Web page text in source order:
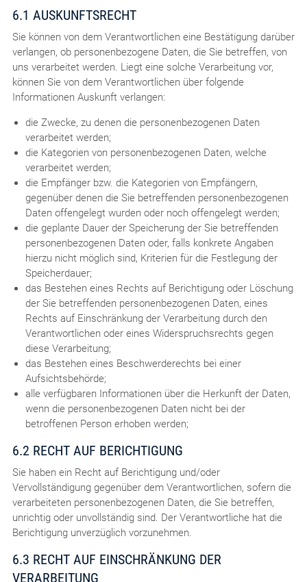
6.1 AUSKUNFTSRECHT
Sie können von dem Verantwortlichen eine Bestätigung darüber
verlangen, ob personenbezogene Daten, die Sie betreffen, von
uns verarbeitet werden. Liegt eine solche Verarbeitung vor,
können Sie von dem Verantwortlichen über folgende
Informationen Auskunft verlangen:
die Zwecke, zu denen die personenbezogenen Daten
verarbeitet werden;
die Kategorien von personenbezogenen Daten, welche
verarbeitet werden;
die Empfänger bzw. die Kategorien von Empfängern,
gegenüber denen die Sie betreffenden personenbezogenen
Daten offengelegt wurden oder noch offengelegt werden;
die geplante Dauer der Speicherung der Sie betreffenden
personenbezogenen Daten oder, falls konkrete Angaben
hierzu nicht möglich sind, Kriterien für die Festlegung der
Speicherdauer;
das Bestehen eines Rechts auf Berichtigung oder Löschung
der Sie betreffenden personenbezogenen Daten, eines
Rechts auf Einschränkung der Verarbeitung durch den
Verantwortlichen oder eines Widerspruchsrechts gegen
diese Verarbeitung;
das Bestehen eines Beschwerderechts bei einer
Aufsichtsbehörde;
alle verfügbaren Informationen über die Herkunft der Daten,
wenn die personenbezogenen Daten nicht bei der
betroffenen Person erhoben werden;
6.2 RECHT AUF BERICHTIGUNG
Sie haben ein Recht auf Berichtigung und/oder
Vervollständigung gegenüber dem Verantwortlichen, sofern die
verarbeiteten personenbezogenen Daten, die Sie betreffen,
unrichtig oder unvollständig sind. Der Verantwortliche hat die
Berichtigung unverzüglich vorzunehmen.
6.3 RECHT AUF EINSCHRÄNKUNG DER
VERARBEITUNG